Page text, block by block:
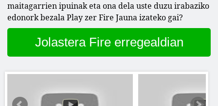
maitagarrien ipuinak eta ona dela uste duzu irabaziko
edonork bezala Play zer Fire Jauna izateko gai?
Jolastera Fire erregealdian